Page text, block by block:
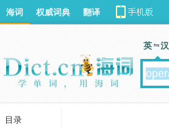
海词 权威词典 翻译
英 汉
目录